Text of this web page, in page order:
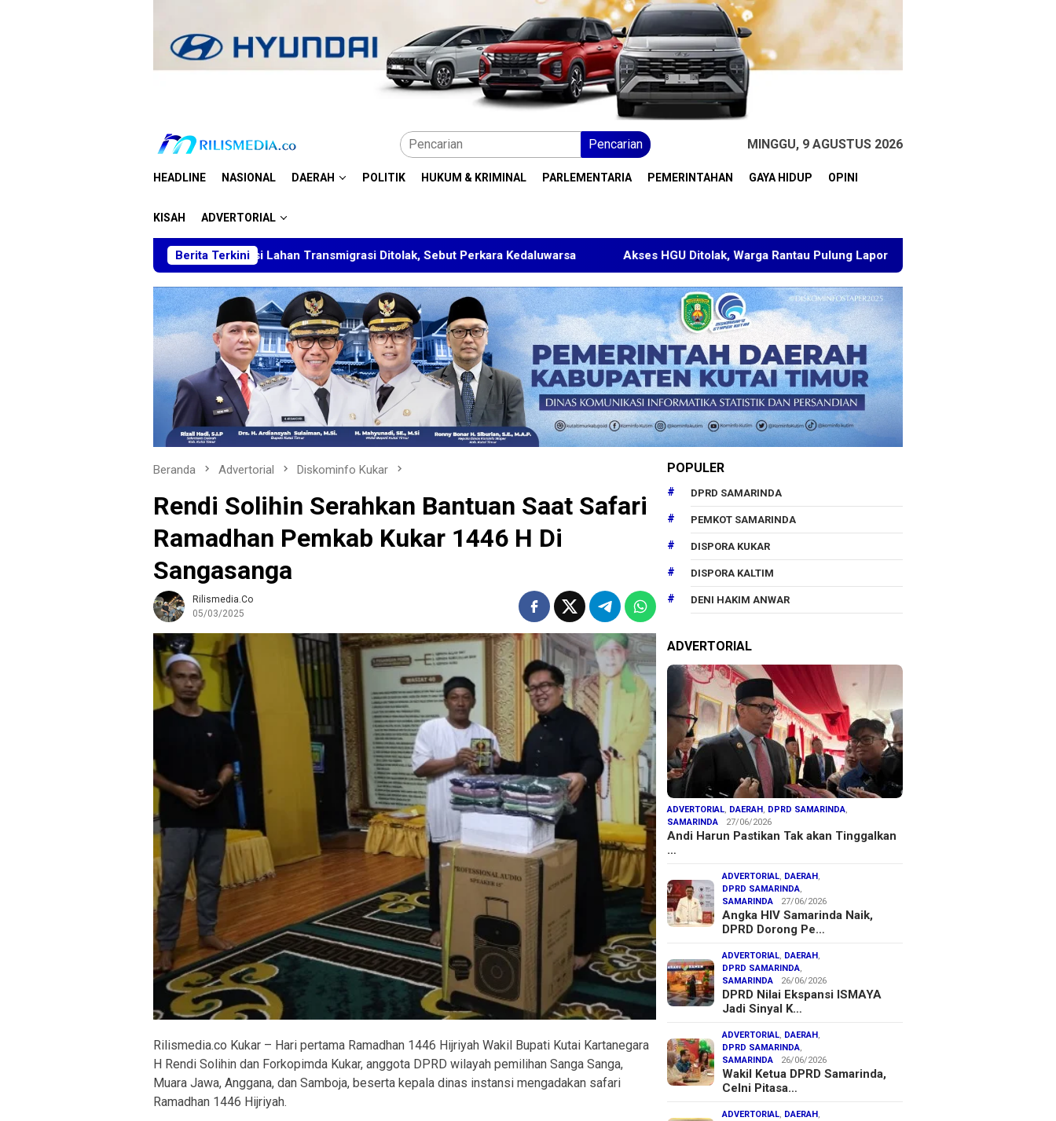
Pencarian MINGGU, 9 AGUSTUS 2026
HEADLINE NASIONAL DAERAH POLITIK HUKUM & KRIMINAL PARLEMENTARIA PEMERINTAHAN GAYA HIDUP OPINI
KISAH ADVERTORIAL
Berita Terkini
BT Minta Dakwaan Korupsi Lahan Transmigrasi Ditolak, Sebut Perkara Kedaluwarsa Akses HGU Ditolak, Warga Rantau Pulung Laporkan BPN Kutim
Beranda Advertorial Diskominfo Kukar
Rendi Solihin Serahkan Bantuan Saat Safari
Ramadhan Pemkab Kukar 1446 H Di
Sangasanga
Rilismedia.co
05/03/2025
Rilismedia.co Kukar – Hari pertama Ramadhan 1446 Hijriyah Wakil Bupati Kutai Kartanegara
H Rendi Solihin dan Forkopimda Kukar, anggota DPRD wilayah pemilihan Sanga Sanga,
Muara Jawa, Anggana, dan Samboja, beserta kepala dinas instansi mengadakan safari
Ramadhan 1446 Hijriyah.
POPULER
DPRD SAMARINDA
PEMKOT SAMARINDA
DISPORA KUKAR
DISPORA KALTIM
DENI HAKIM ANWAR
ADVERTORIAL
ADVERTORIAL, DAERAH , DPRD SAMARINDA,
SAMARINDA
27/06/2026
Andi Harun Pastikan Tak akan Tinggalkan
…
ADVERTORIAL, DAERAH ,
DPRD SAMARINDA,
SAMARINDA
27/06/2026
Angka HIV Samarinda Naik,
DPRD Dorong Pe…
ADVERTORIAL, DAERAH ,
DPRD SAMARINDA,
SAMARINDA
26/06/2026
DPRD Nilai Ekspansi ISMAYA
Jadi Sinyal K…
ADVERTORIAL, DAERAH ,
DPRD SAMARINDA,
SAMARINDA
26/06/2026
Wakil Ketua DPRD Samarinda,
Celni Pitasa…
ADVERTORIAL, DAERAH ,